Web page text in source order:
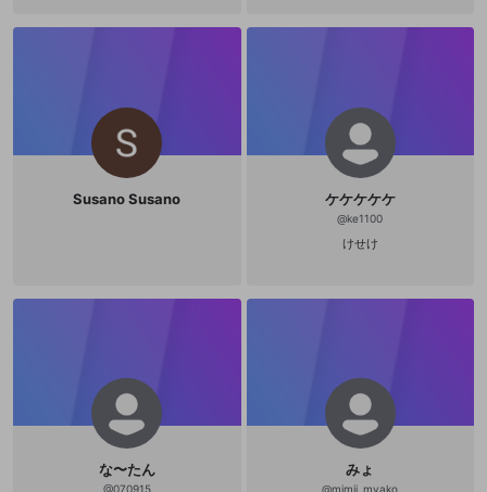
Susano Susano ケケケケケ
@ke1100
けせけ
な〜たん
@070915
みょ
@mimii_myako